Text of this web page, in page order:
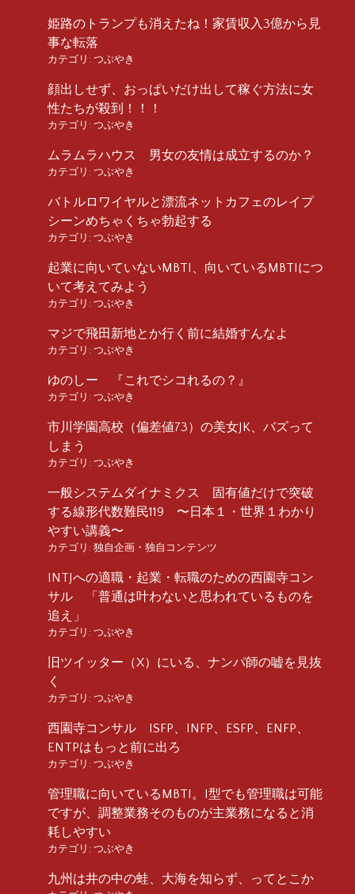
姫路のトランプも消えたね！家賃収入3億から見
事な転落
カテゴリ: つぶやき
顔出しせず、おっぱいだけ出して稼ぐ方法に女
性たちが殺到！！！
カテゴリ: つぶやき
ムラムラハウス 男女の友情は成立するのか？
カテゴリ: つぶやき
バトルロワイヤルと漂流ネットカフェのレイプ
シーンめちゃくちゃ勃起する
カテゴリ: つぶやき
起業に向いていないMBTI、向いているMBTIにつ
いて考えてみよう
カテゴリ: つぶやき
マジで飛田新地とか行く前に結婚すんなよ
カテゴリ: つぶやき
ゆのしー 『これでシコれるの？』
カテゴリ: つぶやき
市川学園高校（偏差値73）の美女JK、バズって
しまう
カテゴリ: つぶやき
一般システムダイナミクス 固有値だけで突破
する線形代数難民119 〜日本１・世界１わかり
やすい講義〜
カテゴリ: 独自企画・独自コンテンツ
INTJへの適職・起業・転職のための西園寺コン
サル 「普通は叶わないと思われているものを
追え」
カテゴリ: つぶやき
旧ツイッター（X）にいる、ナンパ師の嘘を見抜
く
カテゴリ: つぶやき
西園寺コンサル ISFP、INFP、ESFP、ENFP、
ENTPはもっと前に出ろ
カテゴリ: つぶやき
管理職に向いているMBTI。I型でも管理職は可能
ですが、調整業務そのものが主業務になると消
耗しやすい
カテゴリ: つぶやき
九州は井の中の蛙、大海を知らず、ってとこか